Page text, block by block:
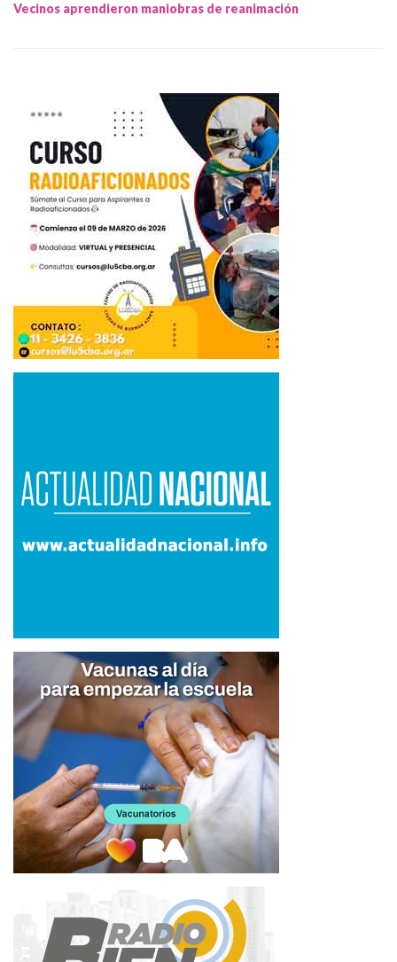
Vecinos aprendieron maniobras de reanimación